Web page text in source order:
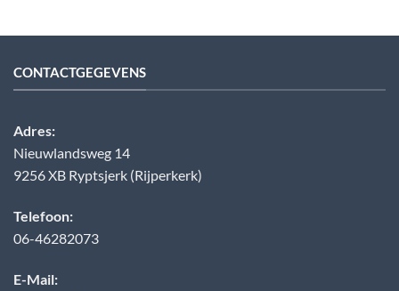
CONTACTGEGEVENS
Adres:
Nieuwlandsweg 14
9256 XB Ryptsjerk (Rijperkerk)
Telefoon:
06-46282073
E-Mail: